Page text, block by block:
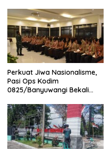
Perkuat Jiwa Nasionalisme,
Pasi Ops Kodim
0825/Banyuwangi Bekali
dengan Wawasan
Kebangsaan